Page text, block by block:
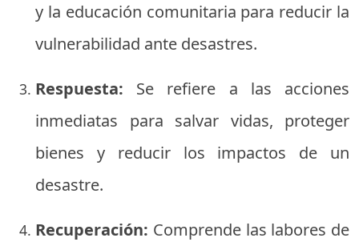
y la educación comunitaria para reducir la
vulnerabilidad ante desastres.
Respuesta: Se refiere a las acciones
inmediatas para salvar vidas, proteger
bienes y reducir los impactos de un
desastre.
Recuperación: Comprende las labores de